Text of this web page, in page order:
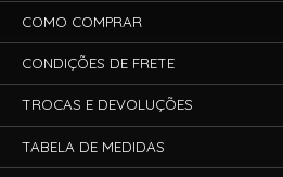
COMO COMPRAR
CONDIÇÕES DE FRETE
TROCAS E DEVOLUÇÕES
TABELA DE MEDIDAS